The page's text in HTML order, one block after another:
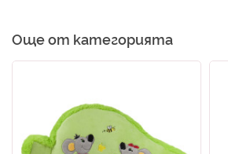
Още от категорията